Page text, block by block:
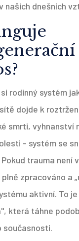
našich dnešních
rodinný systém
dojde k
smrti, vyhnanství
- systém se
trauma není
zpracováno a
aktivní. To
která táhne
současnosti.